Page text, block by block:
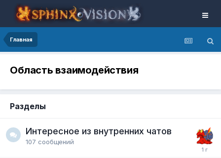
Главная
Область взаимодействия
Разделы
Интересное из внутренних чатов
107 сообщений